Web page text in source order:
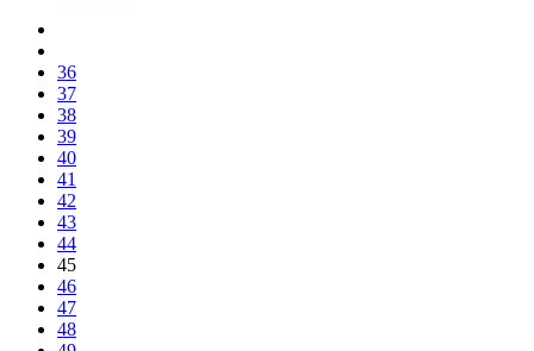
36
37
38
39
40
41
42
43
44
45
46
47
48